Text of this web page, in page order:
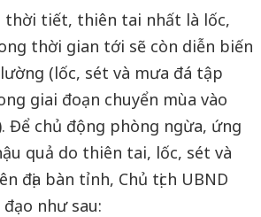
thời tiết, thiên tai nhất là lốc,
thời gian tới sẽ còn diễn biến
(lốc, sét và mưa đá tập
giai đoạn chuyển mùa vào
Để chủ động phòng ngừa, ứng
quả do thiên tai, lốc, sét và
địa bàn tỉnh, Chủ tịch UBND
như sau: